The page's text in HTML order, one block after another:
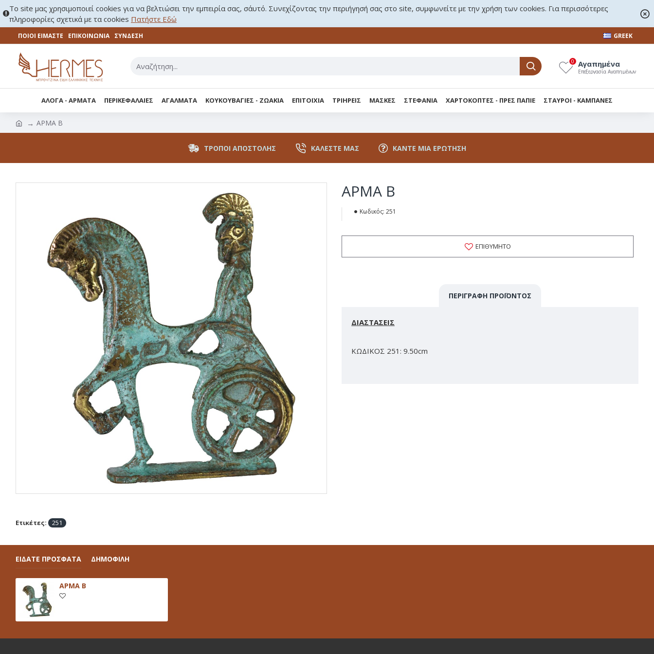
Το site μας χρησιμοποιεί cookies για να βελτιώσει την εμπειρία σας, σ΄αυτό. Συνεχίζοντας την περιήγησή σας στο site, συμφωνείτε με την χρήση των cookies. Για περισσότερες
πληροφορίες σχετικά με τα cookies Πατήστε Εδώ
ΠΟΙΟΙ ΕΙΜΑΣΤΕ ΕΠΙΚΟΙΝΩΝΊΑ ΣΎΝΔΕΣΗ GREEK
Αγαπημένα
Επεξεργασία Αγαπημένων
0
ΑΛΟΓΑ - ΑΡΜΑΤΑ ΠΕΡΙΚΕΦΑΛΑΙΕΣ ΑΓΑΛΜΑΤΑ ΚΟΥΚΟΥΒΑΓΙΕΣ - ΖΩΑΚΙΑ ΕΠΙΤΟΙΧΙΑ ΤΡΙΗΡΕΙΣ ΜΑΣΚΕΣ ΣΤΕΦΑΝΙΑ ΧΑΡΤΟΚΟΠΤΕΣ - ΠΡΕΣ ΠΑΠΙΕ ΣΤΑΥΡΟΙ - KΑΜΠΑΝΕΣ
ΑΡΜΑ Β
ΤΡΌΠΟΙ ΑΠΟΣΤΟΛΉΣ ΚΑΛΈΣΤΕ ΜΑΣ ΚΆΝΤΕ ΜΙΑ ΕΡΏΤΗΣΗ
ΑΡΜΑ Β
Κωδικός: 251
ΕΠΙΘΥΜΗΤΌ
ΠΕΡΙΓΡΑΦΉ ΠΡΟΪΌΝΤΟΣ
ΔΙΑΣΤΑΣΕΙΣ
ΚΩΔΙΚΟΣ 251: 9.50cm
Ετικέτες: 251
ΕΙΔΑΤΕ ΠΡΟΣΦΑΤΑ ΔΗΜΟΦΙΛΗ
ΑΡΜΑ Β